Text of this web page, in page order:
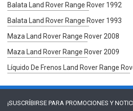
Balata Land Rover Range Rover 1992
Balata Land Rover Range Rover 1993
Maza Land Rover Range Rover 2008
Maza Land Rover Range Rover 2009
Líquido De Frenos Land Rover Range
¡SUSCRÍBIRSE PARA PROMOCIONES Y